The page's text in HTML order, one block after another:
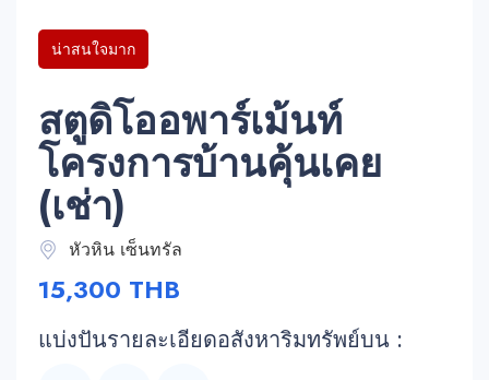
น่าสนใจมาก
สตูดิโออพาร์เม้นท์
โครงการบ้านคุ้นเคย
(เช่า)
หัวหิน เซ็นทรัล
15,300 THB
แบ่งปันรายละเอียดอสังหาริมทรัพย์บน :